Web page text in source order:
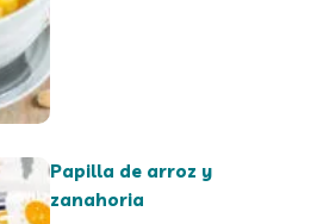
Papilla de arroz y
zanahoria